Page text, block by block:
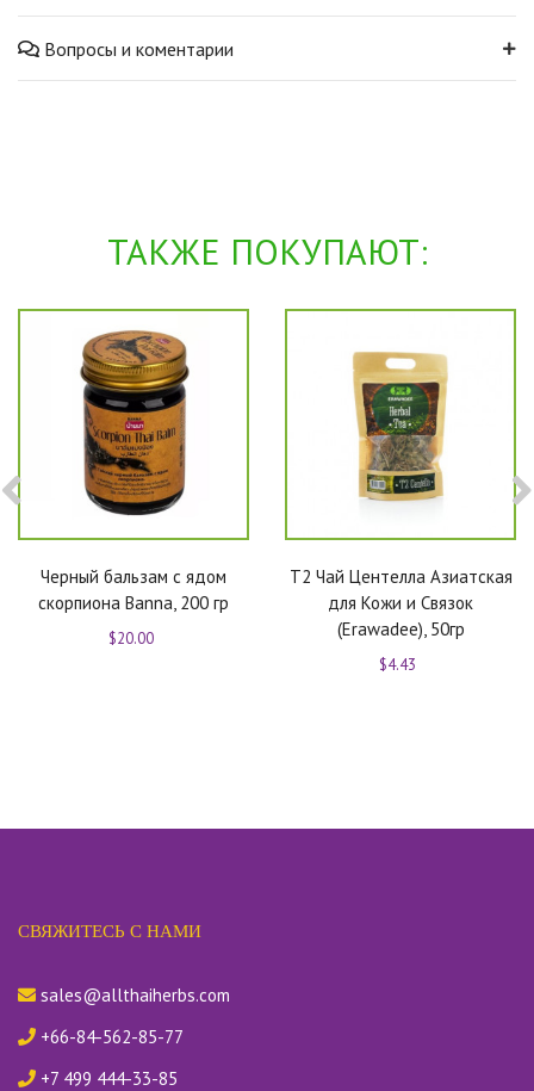
Вопросы и коментарии
ТАКЖЕ ПОКУПАЮТ:
Черный бальзам с ядом
скорпиона Banna, 200 гр
$20.00
T2 Чай Центелла Азиатская
для Кожи и Связок
(Erawadee), 50гр
$4.43
СВЯЖИТЕСЬ С НАМИ
sales@allthaiherbs.com
+66-84-562-85-77
+7 499 444-33-85